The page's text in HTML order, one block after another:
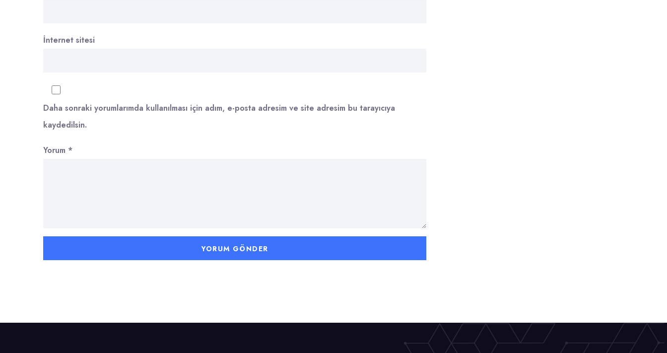
İnternet sitesi
Daha sonraki yorumlarımda kullanılması için adım, e-posta adresim ve site adresim bu tarayıcıya
kaydedilsin.
Yorum *